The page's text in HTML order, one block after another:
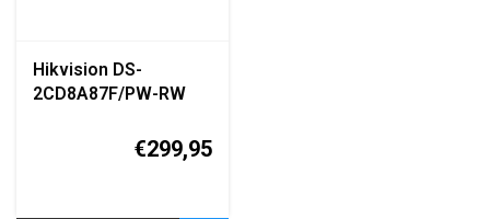
Hikvision DS-
2CD8A87F/PW-RW
Smart High-Altitude
Parabolic Network
€299,95